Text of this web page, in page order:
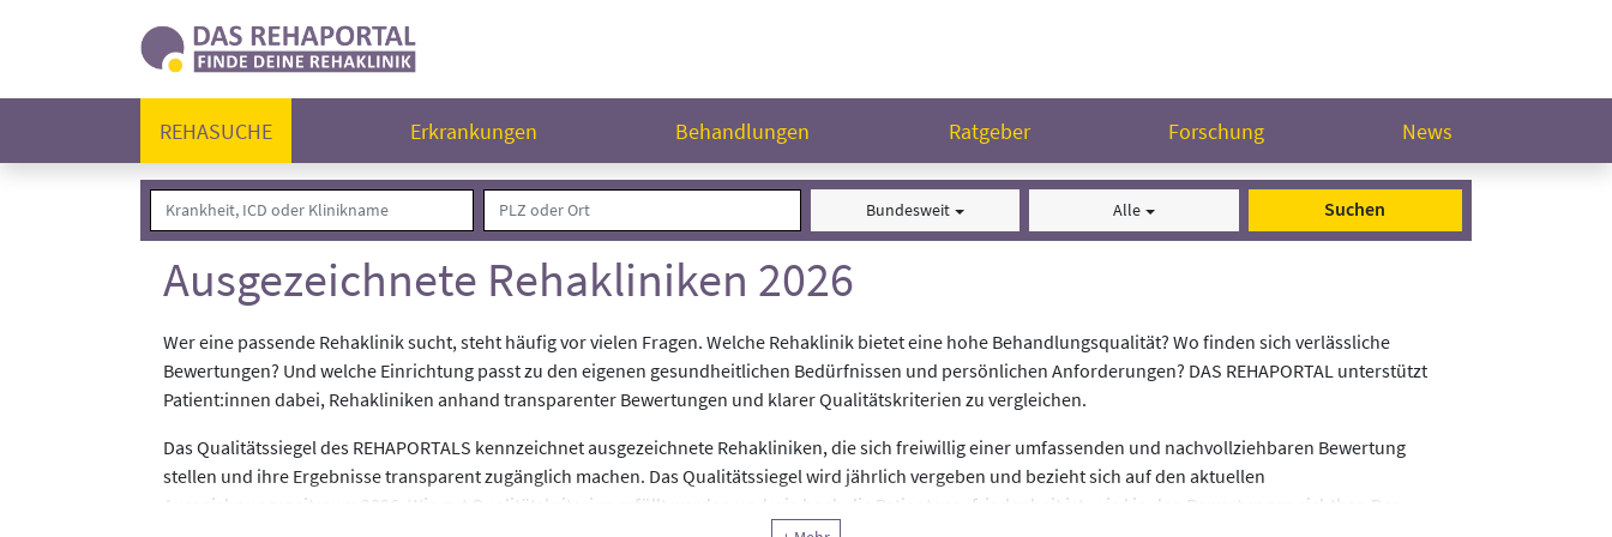
REHASUCHE Erkrankungen Behandlungen Ratgeber Forschung News
Bundesweit Alle Suchen
Ausgezeichnete Rehakliniken 2026
Wer eine passende Rehaklinik sucht, steht häufig vor vielen Fragen. Welche Rehaklinik bietet eine hohe Behandlungsqualität? Wo finden sich verlässliche
Bewertungen? Und welche Einrichtung passt zu den eigenen gesundheitlichen Bedürfnissen und persönlichen Anforderungen? DAS REHAPORTAL unterstützt
Patient:innen dabei, Rehakliniken anhand transparenter Bewertungen und klarer Qualitätskriterien zu vergleichen.
Das Qualitätssiegel des REHAPORTALS kennzeichnet ausgezeichnete Rehakliniken, die sich freiwillig einer umfassenden und nachvollziehbaren Bewertung
stellen und ihre Ergebnisse transparent zugänglich machen. Das Qualitätssiegel wird jährlich vergeben und bezieht sich auf den aktuellen
Auszeichnungszeitraum 2026. Wie gut Qualitätskriterien erfüllt werden und wie hoch die Patientenzufriedenheit ist, wird in den Bewertungen sichtbar. Das